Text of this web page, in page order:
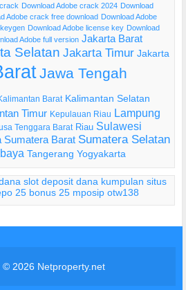
Download Adobe crack 2024 Download
Adobe crack free download Download Adobe
Download Adobe license key Download
Adobe full version Jakarta Barat
Selatan Jakarta Timur Jakarta
Jawa Tengah
Barat Kalimantan Selatan
Timur Kepulauan Riau Lampung
Tenggara Barat Riau Sulawesi
Sumatera Barat Sumatera Selatan
Tangerang Yogyakarta
slot deposit dana kumpulan situs
25 bonus 25 mposip otw138
© 2026 Netproperty.net